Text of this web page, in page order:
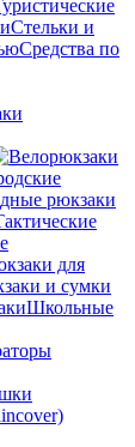
Стельки и
Средства по
для
Школьные